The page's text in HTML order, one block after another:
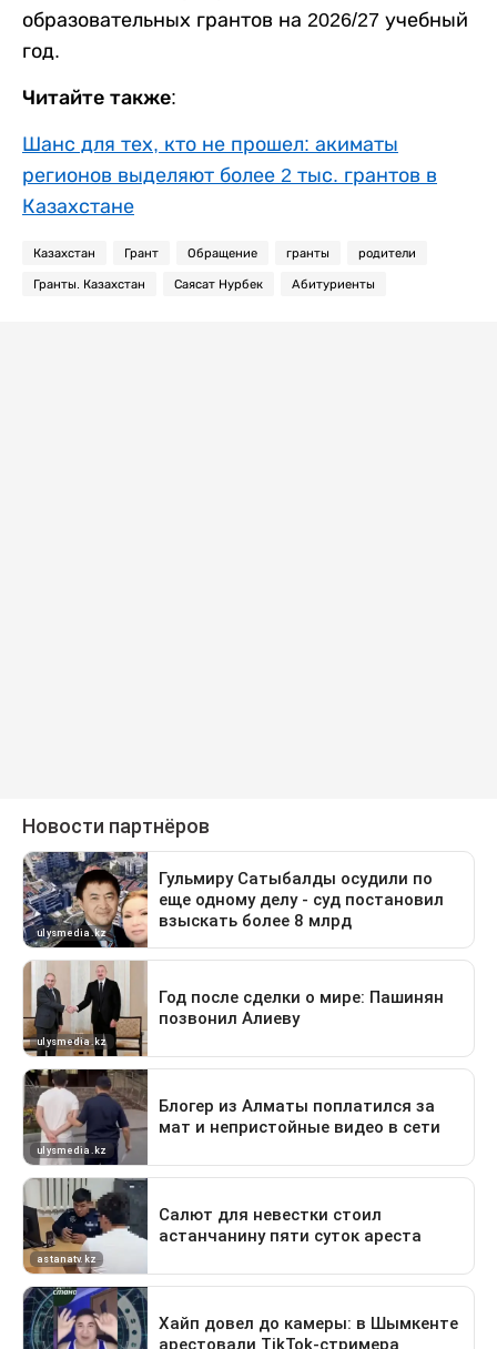
образовательных грантов на 2026/27 учебный
год.
Читайте также:
Шанс для тех, кто не прошел: акиматы
регионов выделяют более 2 тыс. грантов в
Казахстане
Казахстан Грант Обращение гранты родители
Гранты. Казахстан Саясат Нурбек Абитуриенты